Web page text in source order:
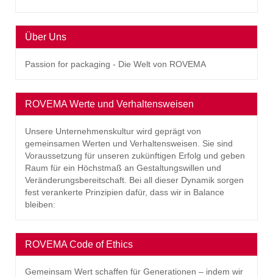
Über Uns
Passion for packaging - Die Welt von ROVEMA
ROVEMA Werte und Verhaltensweisen
Unsere Unternehmenskultur wird geprägt von
gemeinsamen Werten und Verhaltensweisen. Sie sind
Voraussetzung für unseren zukünftigen Erfolg und geben
Raum für ein Höchstmaß an Gestaltungswillen und
Veränderungsbereitschaft. Bei all dieser Dynamik sorgen
fest verankerte Prinzipien dafür, dass wir in Balance
bleiben:
ROVEMA Code of Ethics
Gemeinsam Wert schaffen für Generationen – indem wir